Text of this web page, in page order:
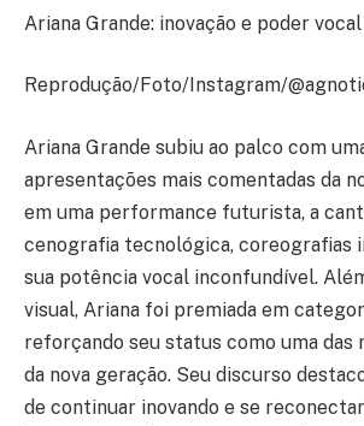
Ariana Grande: inovação e poder vocal
Reprodução/Foto/Instagram/
Ariana Grande subiu ao palco com
apresentações mais comentadas da
em uma performance futurista, a
cenografia tecnológica, coreografias
sua potência vocal inconfundível.
visual, Ariana foi premiada em
reforçando seu status como uma das
da nova geração. Seu discurso
de continuar inovando e se